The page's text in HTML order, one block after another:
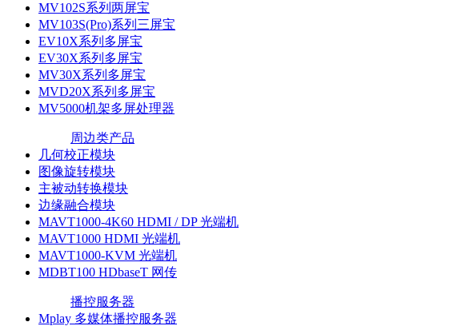
MV102S系列两屏宝
MV103S(Pro)系列三屏宝
EV10X系列多屏宝
EV30X系列多屏宝
MV30X系列多屏宝
MVD20X系列多屏宝
MV5000机架多屏处理器
周边类产品
几何校正模块
图像旋转模块
主被动转换模块
边缘融合模块
MAVT1000-4K60 HDMI / DP 光端机
MAVT1000 HDMI 光端机
MAVT1000-KVM 光端机
MDBT100 HDbaseT 网传
播控服务器
Mplay 多媒体播控服务器